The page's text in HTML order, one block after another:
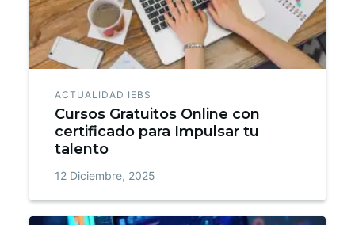
ACTUALIDAD IEBS
Cursos Gratuitos Online con
certificado para Impulsar tu
talento
12 Diciembre, 2025